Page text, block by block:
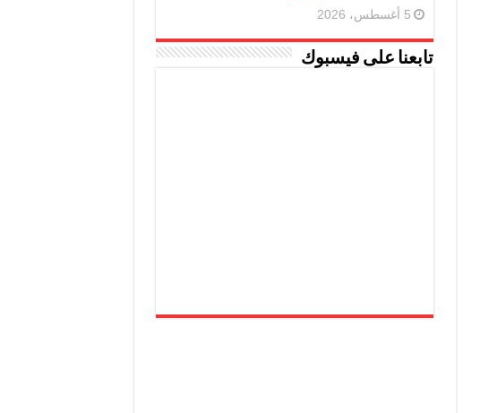
5 أغسطس، 2026
تابعنا على فيسبوك